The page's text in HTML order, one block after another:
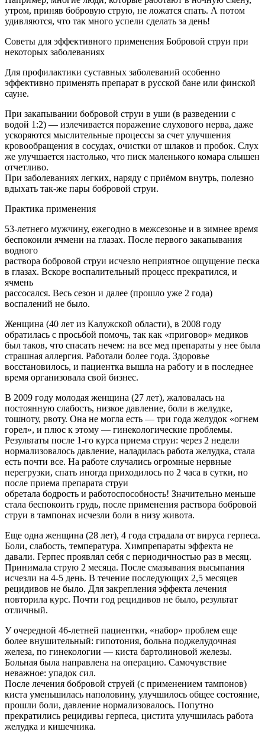
утром, приняв бобровую струю, не ложатся спать. А потом
удивляются, что так много успели сделать за день!
Советы для эффективного применения Бобровой струи при
некоторых заболеваниях
Для профилактики суставных заболеваний особенно
эффективно применять препарат в русской бане или финской
сауне.
При закапывании бобровой струи в уши (в разведении с
водой 1:2) — излечивается поражение слухового нерва, даже
ускоряются мыслительные процессы за счет улучшения
кровообращения в сосудах, очистки от шлаков и пробок. Слух
же улучшается настолько, что писк маленького комара слышен
отчетливо.
При заболеваниях легких, наряду с приёмом внутрь, полезно
вдыхать так-же пары бобровой струи.
Практика применения
53-летнего мужчину, ежегодно в межсезонье и в зимнее время
беспокоили ячмени на глазах. После первого закапывания
водного
раствора бобровой струи исчезло неприятное ощущение песка
в глазах. Вскоре воспалительный процесс прекратился, и
ячмень
рассосался. Весь сезон и далее (прошло уже 2 года)
воспалений не было.
Женщина (40 лет из Калужской области), в 2008 году
обратилась с просьбой помочь, так как «приговор» медиков
был таков, что спасать нечем: на все мед препараты у нее была
страшная аллергия. Работали более года. Здоровье
восстановилось, и пациентка вышла на работу и в последнее
время организовала свой бизнес.
В 2009 году молодая женщина (27 лет), жаловалась на
постоянную слабость, низкое давление, боли в желудке,
тошноту, рвоту. Она не могла есть — три года желудок «огнем
горел», и плюс к этому — гинекологические проблемы.
Результаты после 1-го курса приема струи: через 2 недели
нормализовалось давление, наладилась работа желудка, стала
есть почти все. На работе случались огромные нервные
перегрузки, спать иногда приходилось по 2 часа в сутки, но
после приема препарата струи
обретала бодрость и работоспособность! Значительно меньше
стала беспокоить грудь, после применения раствора бобровой
струи в тампонах исчезли боли в низу живота.
Еще одна женщина (28 лет), 4 года страдала от вируса герпеса.
Боли, слабость, температура. Химпрепараты эффекта не
давали. Герпес проявлял себя с периодичностью раз в месяц.
Принимала струю 2 месяца. После смазывания высыпания
исчезли на 4-5 день. В течение последующих 2,5 месяцев
рецидивов не было. Для закрепления эффекта лечения
повторила курс. Почти год рецидивов не было, результат
отличный.
У очередной 46-летней пациентки, «набор» проблем еще
более внушительный: гипотония, больна поджелудочная
железа, по гинекологии — киста бартолиновой железы.
Больная была направлена на операцию. Самочувствие
неважное: упадок сил.
После лечения бобровой струей (с применением тампонов)
киста уменьшилась наполовину, улучшилось общее состояние,
прошли боли, давление нормализовалось. Попутно
прекратились рецидивы герпеса, цистита улучшилась работа
желудка и кишечника.